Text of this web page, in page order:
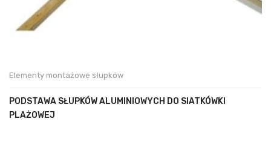
Elementy montażowe słupków
PODSTAWA SŁUPKÓW ALUMINIOWYCH DO SIATKÓWKI
PLAŻOWEJ